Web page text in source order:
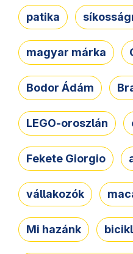
patika
magyar márka
Bodor Ádám
LEGO-oroszlán
Fekete Giorgio
vállakozók
Mi hazánk